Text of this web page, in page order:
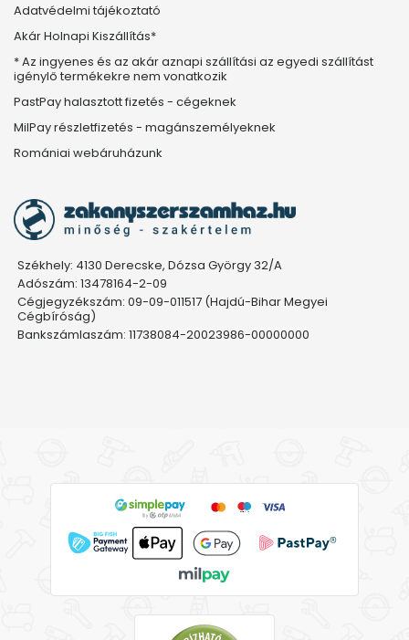
Adatvédelmi tájékoztató
Akár Holnapi Kiszállítás*
* Az ingyenes és az akár aznapi szállítási az egyedi szállítást
igénylő termékekre nem vonatkozik
PastPay halasztott fizetés - cégeknek
MilPay részletfizetés - magánszemélyeknek
Romániai webáruházunk
Székhely: 4130 Derecske, Dózsa György 32/A
Adószám: 13478164-2-09
Cégjegyzékszám: 09-09-011517 (Hajdú-Bihar Megyei
Cégbíróság)
Bankszámlaszám: 11738084-20023986-00000000